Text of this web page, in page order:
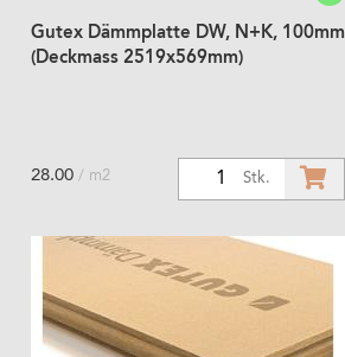
Gutex Dämmplatte DW, N+K, 100mm
(Deckmass 2519x569mm)
Stk.
28.00 / m2